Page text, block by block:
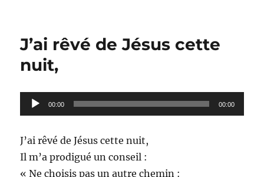
vient
J’ai rêvé de Jésus cette
nuit,
Lecteur
audio
00:00 00:00
J’ai rêvé de Jésus cette nuit,
Il m’a prodigué un conseil :
« Ne choisis pas un autre chemin :